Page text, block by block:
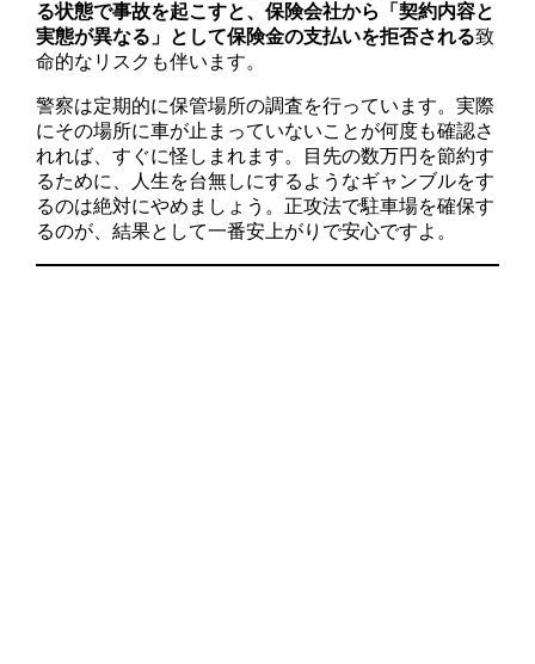
る状態で事故を起こすと、保険会社から「契約内容と
実態が異なる」として保険金の支払いを拒否される致
命的なリスクも伴います。
警察は定期的に保管場所の調査を行っています。実際
にその場所に車が止まっていないことが何度も確認さ
れれば、すぐに怪しまれます。目先の数万円を節約す
るために、人生を台無しにするようなギャンブルをす
るのは絶対にやめましょう。正攻法で駐車場を確保す
るのが、結果として一番安上がりで安心ですよ。